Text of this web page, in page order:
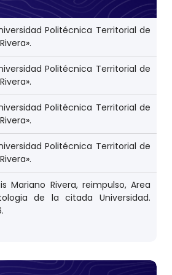
Politécnica Territorial de
Politécnica Territorial de
Politécnica Territorial de
Politécnica Territorial de
Mariano Rivera, reimpulso, Area
de la citada Universidad.